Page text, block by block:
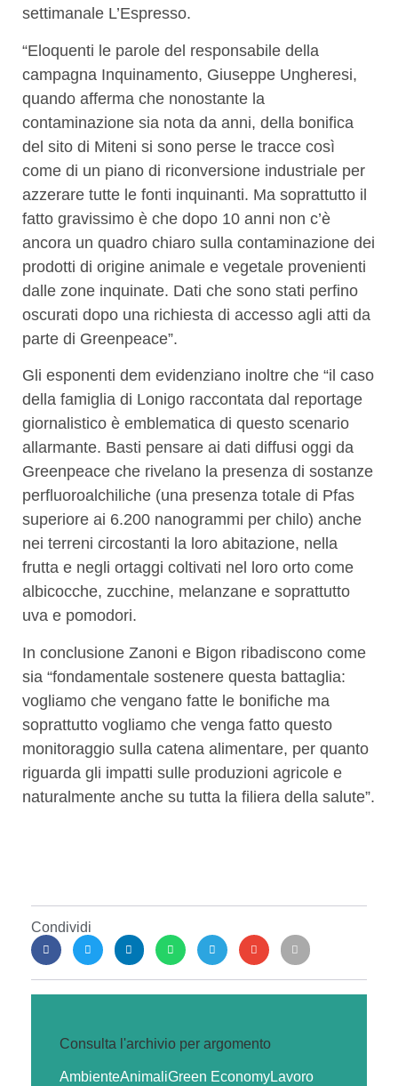
settimanale L’Espresso.
“Eloquenti le parole del responsabile della
campagna Inquinamento, Giuseppe Ungheresi,
quando afferma che nonostante la
contaminazione sia nota da anni, della bonifica
del sito di Miteni si sono perse le tracce così
come di un piano di riconversione industriale per
azzerare tutte le fonti inquinanti. Ma soprattutto il
fatto gravissimo è che dopo 10 anni non c’è
ancora un quadro chiaro sulla contaminazione dei
prodotti di origine animale e vegetale provenienti
dalle zone inquinate. Dati che sono stati perfino
oscurati dopo una richiesta di accesso agli atti da
parte di Greenpeace”.
Gli esponenti dem evidenziano inoltre che “il caso
della famiglia di Lonigo raccontata dal reportage
giornalistico è emblematica di questo scenario
allarmante. Basti pensare ai dati diffusi oggi da
Greenpeace che rivelano la presenza di sostanze
perfluoroalchiliche (una presenza totale di Pfas
superiore ai 6.200 nanogrammi per chilo) anche
nei terreni circostanti la loro abitazione, nella
frutta e negli ortaggi coltivati nel loro orto come
albicocche, zucchine, melanzane e soprattutto
uva e pomodori.
In conclusione Zanoni e Bigon ribadiscono come
sia “fondamentale sostenere questa battaglia:
vogliamo che vengano fatte le bonifiche ma
soprattutto vogliamo che venga fatto questo
monitoraggio sulla catena alimentare, per quanto
riguarda gli impatti sulle produzioni agricole e
naturalmente anche su tutta la filiera della salute”.
Condividi
Consulta l'archivio per argomento
AmbienteAnimaliGreen EconomyLavoro